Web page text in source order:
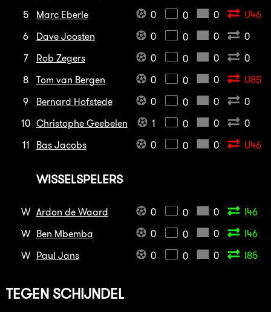
5
Marc Eberle 0 0 0
U46
6
Dave Joosten 0 0 0
0
7
Rob Zegers 0 0 0
0
8
Tom van Bergen 0 0 0
U85
9
Bernard Hofstede 0 0 0
0
10 Christophe Geebelen 1 0 0
0
11
Bas Jacobs 0 0 0 U46
WISSELSPELERS
W Ardon de Waard 0 0 0
I46
W Ben Mbemba 0 0 0
I46
W Paul Jans 0 0 0 I85
TEGEN SCHIJNDEL